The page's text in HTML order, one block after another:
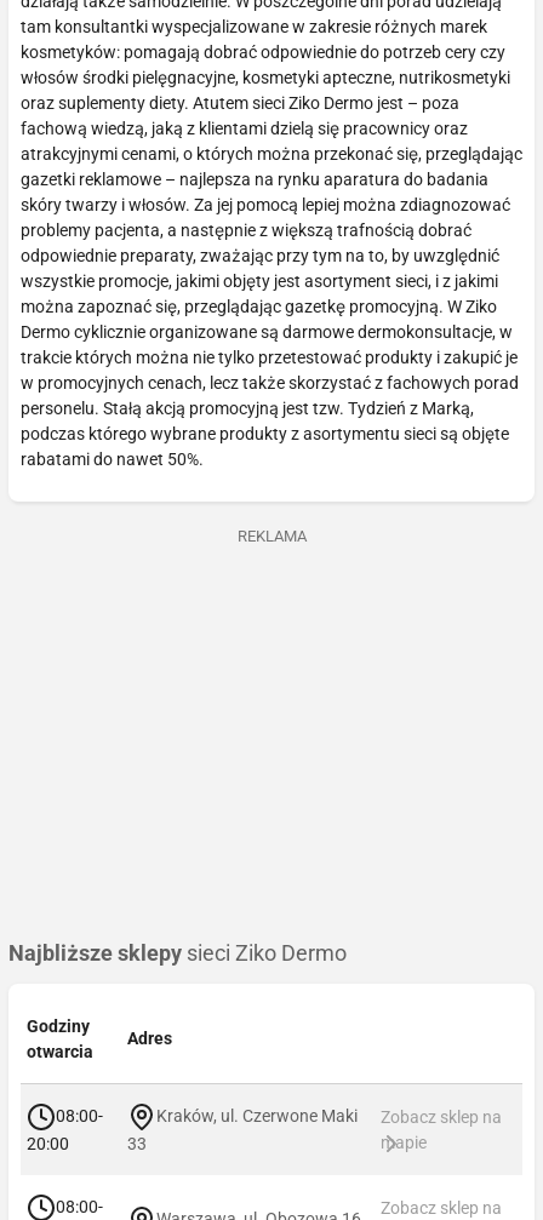
tam konsultantki wyspecjalizowane w zakresie różnych marek
kosmetyków: pomagają dobrać odpowiednie do potrzeb cery czy
włosów środki pielęgnacyjne, kosmetyki apteczne, nutrikosmetyki
oraz suplementy diety. Atutem sieci Ziko Dermo jest – poza
fachową wiedzą, jaką z klientami dzielą się pracownicy oraz
atrakcyjnymi cenami, o których można przekonać się, przeglądając
gazetki reklamowe – najlepsza na rynku aparatura do badania
skóry twarzy i włosów. Za jej pomocą lepiej można zdiagnozować
problemy pacjenta, a następnie z większą trafnością dobrać
odpowiednie preparaty, zważając przy tym na to, by uwzględnić
wszystkie promocje, jakimi objęty jest asortyment sieci, i z jakimi
można zapoznać się, przeglądając gazetkę promocyjną. W Ziko
Dermo cyklicznie organizowane są darmowe dermokonsultacje, w
trakcie których można nie tylko przetestować produkty i zakupić je
w promocyjnych cenach, lecz także skorzystać z fachowych porad
personelu. Stałą akcją promocyjną jest tzw. Tydzień z Marką,
podczas którego wybrane produkty z asortymentu sieci są objęte
rabatami do nawet 50%.
REKLAMA
Najbliższe sklepy sieci Ziko Dermo
Godziny
otwarcia
Adres
08:00-
20:00
Kraków, ul. Czerwone Maki
33
Zobacz sklep na
mapie
08:00- Zobacz sklep na